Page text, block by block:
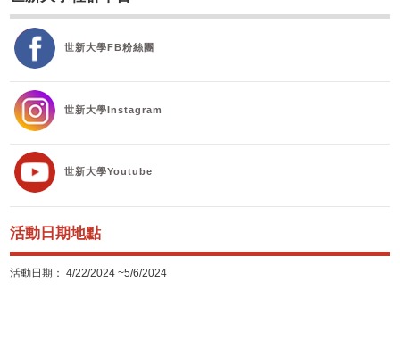
世新大學FB粉絲團
世新大學Instagram
世新大學Youtube
活動日期地點
活動日期： 4/22/2024 ~5/6/2024